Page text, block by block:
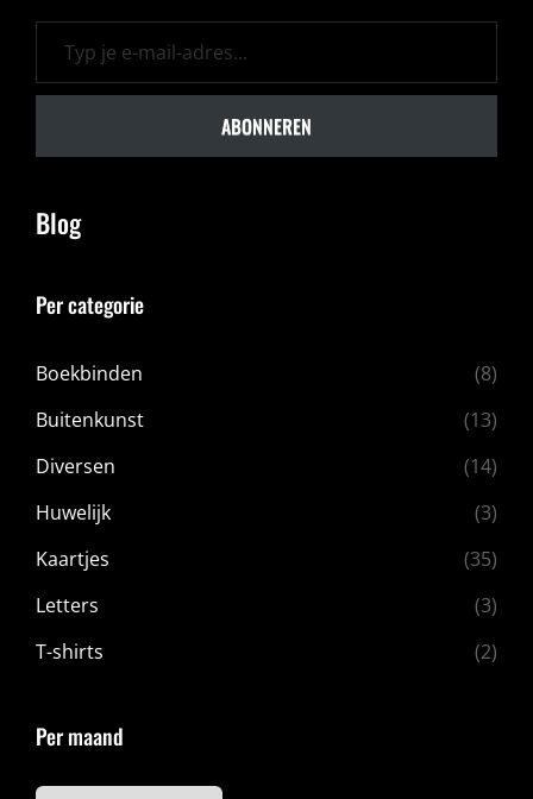
Typ je e-mail-adres...
ABONNEREN
Blog
Per categorie
Boekbinden
(8)
Buitenkunst
(13)
Diversen
(14)
Huwelijk
(3)
Kaartjes
(35)
Letters
(3)
T-shirts
(2)
Per maand